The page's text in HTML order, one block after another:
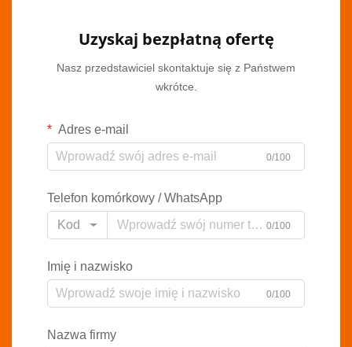
Uzyskaj bezpłatną ofertę
Nasz przedstawiciel skontaktuje się z Państwem
wkrótce.
Adres e-mail
0/100
Telefon komórkowy / WhatsApp
Kod
0/100
Imię i nazwisko
0/100
Nazwa firmy